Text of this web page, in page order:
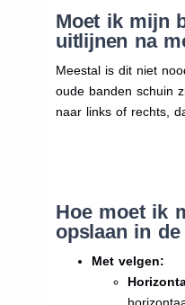
Moet ik mijn
uitlijnen na
Meestal is dit niet
oude banden schuin
naar links of rechts,
Hoe moet ik
opslaan in
Met velgen: